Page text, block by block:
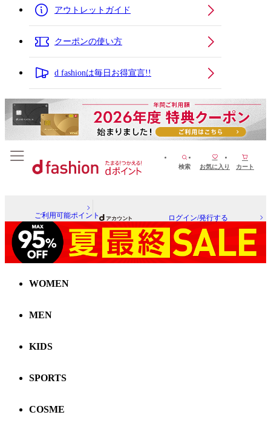
アウトレットガイド
クーポンの使い方
d fashionは毎日お得宣言!!
検索 お気に入り カート
ご利用可能ポイント ログイン/発行する
WOMEN
MEN
KIDS
SPORTS
COSME